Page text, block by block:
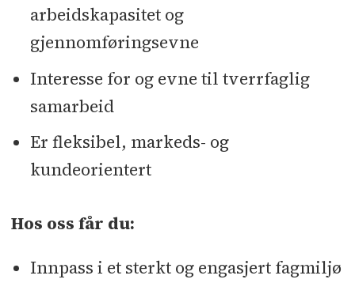
arbeidskapasitet og
gjennomføringsevne
Interesse for og evne til tverrfaglig
samarbeid
Er fleksibel, markeds- og
kundeorientert
Hos oss får du:
Innpass i et sterkt og engasjert fagmiljø